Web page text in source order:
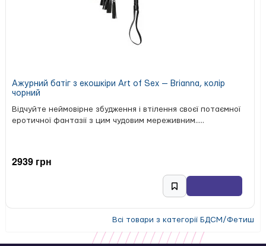
Ажурний батіг з екошкіри Art of Sex — Brianna, колір
чорний
Відчуйте неймовірне збудження і втілення своєї потаємної
еротичної фантазії з цим чудовим мереживним.....
2939 грн
Всі товари з категорії БДСМ/Фетиш